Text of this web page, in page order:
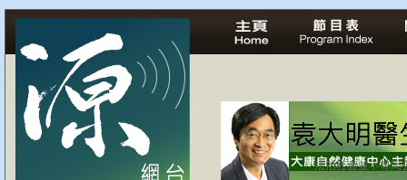
法治社會並不等同
自家教育合法化-